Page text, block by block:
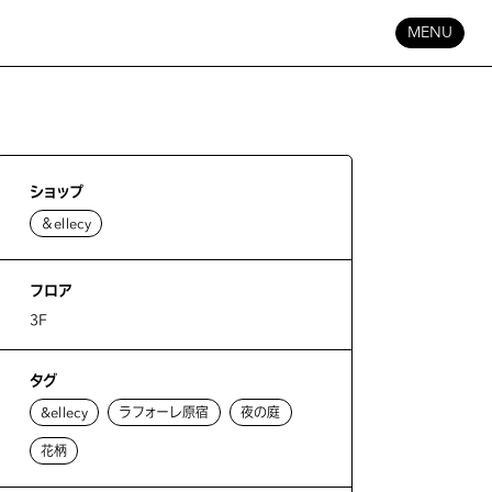
MENU
ショップ
＆ellecy
フロア
3F
タグ
&ellecy ラフォーレ原宿 夜の庭
花柄